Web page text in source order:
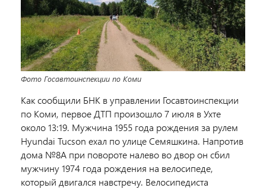
Фото Госавтоинспекции по Коми
Как сообщили БНК в управлении Госавтоинспекции
по Коми, первое ДТП произошло 7 июля в Ухте
около 13:19. Мужчина 1955 года рождения за рулем
Hyundai Tucson ехал по улице Семяшкина. Напротив
дома №8А при повороте налево во двор он сбил
мужчину 1974 года рождения на велосипеде,
который двигался навстречу. Велосипедиста